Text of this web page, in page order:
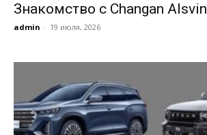
Знакомство с Changan Alsvin
admin - 19 июля, 2026